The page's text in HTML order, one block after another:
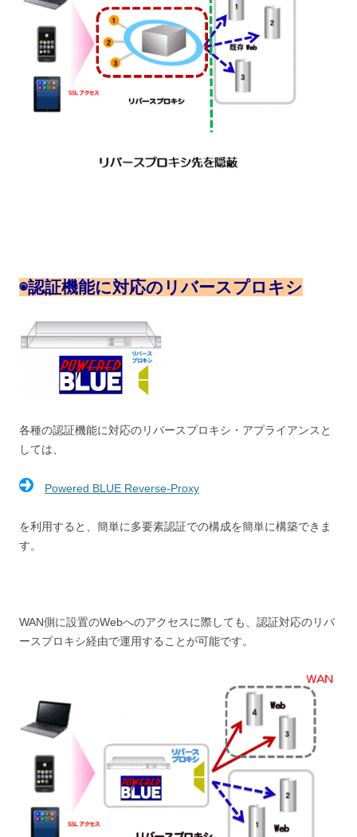
◉認証機能に対応のリバースプロキシ
各種の認証機能に対応のリバースプロキシ・アプライアンスと
しては、
Powered BLUE Reverse-Proxy
を利用すると、簡単に多要素認証での構成を簡単に構築できま
す。
WAN側に設置のWebへのアクセスに際しても、認証対応のリバ
ースプロキシ経由で運用することが可能です。